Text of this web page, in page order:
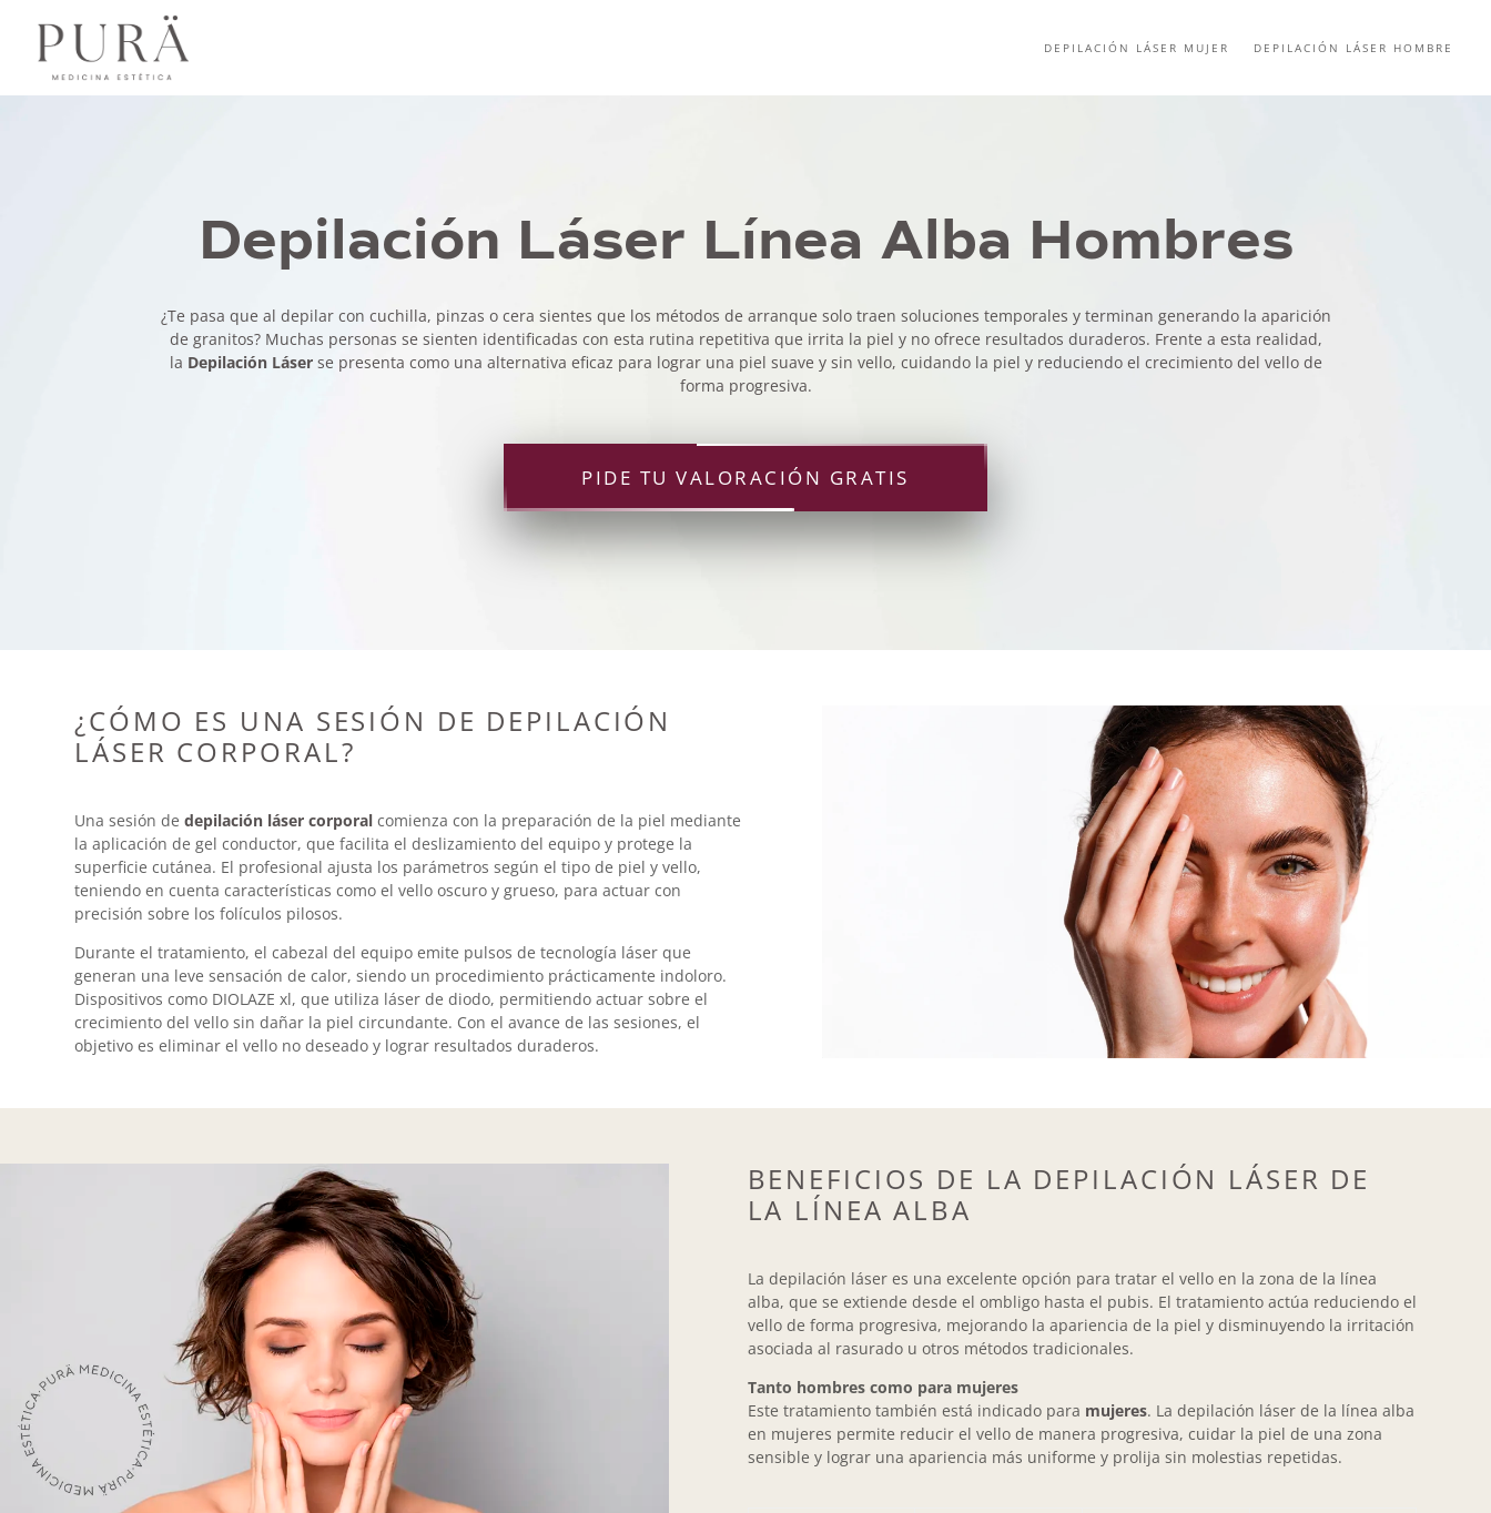
DEPILACIÓN LÁSER MUJER DEPILACIÓN LÁSER HOMBRE
Depilación Láser Línea Alba Hombres
¿Te pasa que al depilar con cuchilla, pinzas o cera sientes que los métodos de arranque solo traen soluciones temporales y terminan generando la aparición
de granitos? Muchas personas se sienten identificadas con esta rutina repetitiva que irrita la piel y no ofrece resultados duraderos. Frente a esta realidad,
la Depilación Láserse presenta como una alternativa eficaz para lograr una piel suave y sin vello, cuidando la piel y reduciendo el crecimiento del vello de
forma progresiva.
PIDE TU VALORACIÓN GRATIS
¿CÓMO ES UNA SESIÓN DE DEPILACIÓN
LÁSER CORPORAL?
Una sesión dedepilación láser corporal comienza con la preparación de la piel mediante
la aplicación de gel conductor, que facilita el deslizamiento del equipo y protege la
superficie cutánea. El profesional ajusta los parámetros según el tipo de piel y vello,
teniendo en cuenta características como el vello oscuro y grueso, para actuar con
precisión sobre los folículos pilosos.
Durante el tratamiento, el cabezal del equipo emite pulsos de tecnología láser que
generan una leve sensación de calor, siendo un procedimiento prácticamente indoloro.
Dispositivos como DIOLAZE xl, que utiliza láser de diodo, permitiendo actuar sobre el
crecimiento del vello sin dañar la piel circundante. Con el avance de las sesiones, el
objetivo es eliminar el vello no deseado y lograr resultados duraderos.
BENEFICIOS DE LA DEPILACIÓN LÁSER DE
LA LÍNEA ALBA
La depilación láser es una excelente opción para tratar el vello en la zona de la línea
alba, que se extiende desde el ombligo hasta el pubis. El tratamiento actúa reduciendo el
vello de forma progresiva, mejorando la apariencia de la piel y disminuyendo la irritación
asociada al rasurado u otros métodos tradicionales.
Tanto hombres como para mujeres
Este tratamiento también está indicado para mujeres. La depilación láser de la línea alba
en mujeres permite reducir el vello de manera progresiva, cuidar la piel de una zona
sensible y lograr una apariencia más uniforme y prolija sin molestias repetidas.